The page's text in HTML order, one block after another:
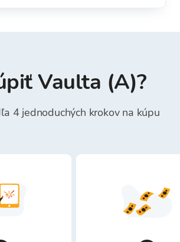
Vaulta (A)?
4 jednoduchých krokov na kúpu